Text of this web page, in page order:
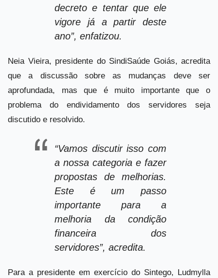
decreto e tentar que ele
vigore já a partir deste
ano”, enfatizou.
Neia Vieira, presidente do SindiSaúde Goiás, acredita
que a discussão sobre as mudanças deve ser
aprofundada, mas que é muito importante que o
problema do endividamento dos servidores seja
discutido e resolvido.
“Vamos discutir isso com
a nossa categoria e fazer
propostas de melhorias.
Este é um passo
importante para a
melhoria da condição
financeira dos
servidores”, acredita.
Para a presidente em exercício do Sintego, Ludmylla